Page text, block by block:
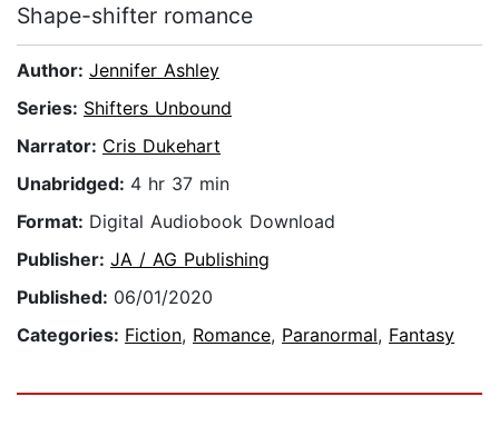
Shape-shifter romance
Author: Jennifer Ashley
Series: Shifters Unbound
Narrator: Cris Dukehart
Unabridged: 4 hr 37 min
Format: Digital Audiobook Download
Publisher: JA / AG Publishing
Published: 06/01/2020
Categories: Fiction, Romance, Paranormal, Fantasy